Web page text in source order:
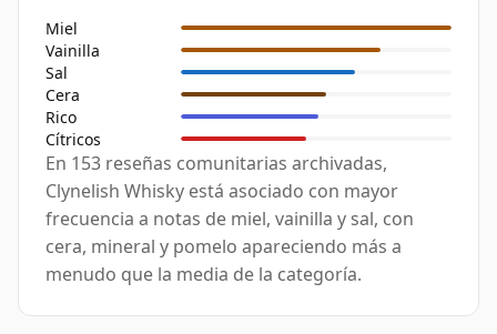
Miel
Vainilla
Sal
Cera
Rico
Cítricos
En 153 reseñas comunitarias archivadas,
Clynelish Whisky está asociado con mayor
frecuencia a notas de miel, vainilla y sal, con
cera, mineral y pomelo apareciendo más a
menudo que la media de la categoría.